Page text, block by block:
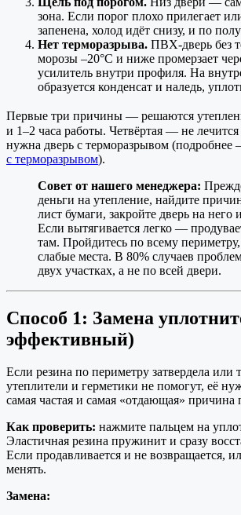
зона. Если порог плохо прилегает
запенена, холод идёт снизу, и по
Нет терморазрыва. ПВХ-дверь без
морозы –20°C и ниже промерзает
усилитель внутри профиля. На
образуется конденсат и наледь,
Первые три причины — решаются
и 1–2 часа работы. Четвёртая — не
нужна дверь с терморазрывом (подробнее
с терморазрывом).
Совет от нашего менеджера:
деньги на утепление, найдите
лист бумаги, закройте дверь на него
Если вытягивается легко —
там. Пройдитесь по всему периметру,
слабые места. В 80% случаев
двух участках, а не по всей двери.
Способ 1: Замена
эффективный)
Если резина по периметру затвердела или
утеплители и герметики не помогут, её
самая частая и самая «отдающая» причина
Как проверить: нажмите пальцем на
Эластичная резина пружинит и сразу
Если продавливается и не возвращается,
менять.
Замена: